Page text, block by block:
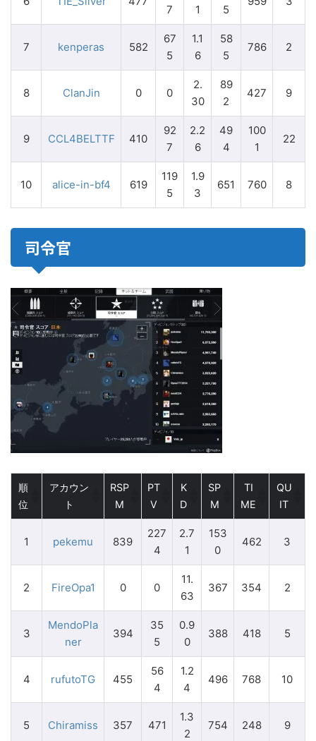
7 1 5
7 kenperas 582
67
5
1.1
6
58
5
786 2
8 ClanJin 0 0
2.
30
89
2
427 9
9 CCL4BELTTF 410
92
7
2.2
6
49
4
100
1
22
10 alice-in-bf4 619
119
5
1.9
3
651 760 8
司令官
順
位
アカウン
ト
RSP
M
PT
V
K
D
SP
M
TI
ME
QU
IT
1 pekemu 839
227
4
2.7
1
153
0
462 3
2 FireOpa1 0 0
11.
63
367 354 2
3
MendoPla
ner
394
35
5
0.9
0
388 418 5
4 rufutoTG 455
56
4
1.2
4
496 768 10
5 Chiramiss 357 471
1.3
2
754 248 9